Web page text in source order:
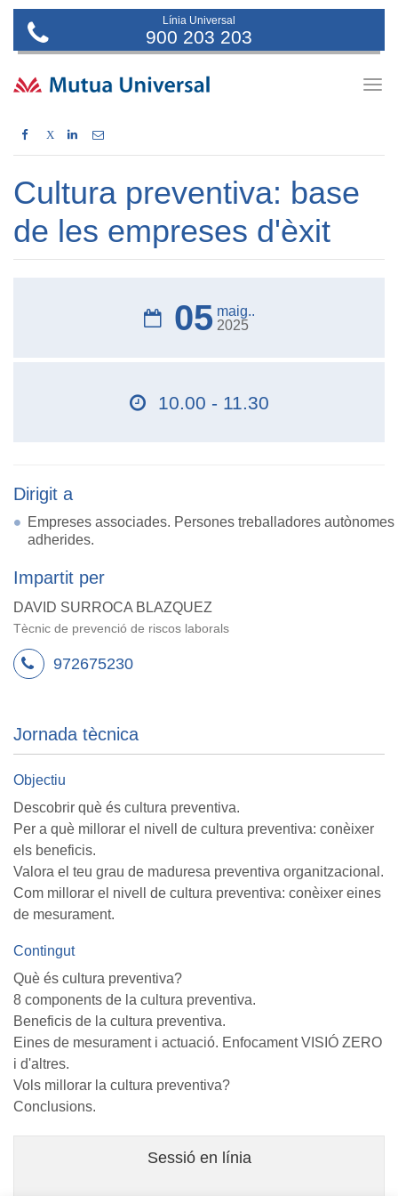
Línia Universal
900 203 203
X
Cultura preventiva: base
de les empreses d'èxit
05 maig..
2025
10.00 - 11.30
Dirigit a
Empreses associades. Persones treballadores autònomes
adherides.
Impartit per
DAVID SURROCA BLAZQUEZ
Tècnic de prevenció de riscos laborals
972675230
Jornada tècnica
Objectiu
Descobrir què és cultura preventiva.
Per a què millorar el nivell de cultura preventiva: conèixer
els beneficis.
Valora el teu grau de maduresa preventiva organitzacional.
Com millorar el nivell de cultura preventiva: conèixer eines
de mesurament.
Contingut
Què és cultura preventiva?
8 components de la cultura preventiva.
Beneficis de la cultura preventiva.
Eines de mesurament i actuació. Enfocament VISIÓ ZERO
i d'altres.
Vols millorar la cultura preventiva?
Conclusions.
Sessió en línia